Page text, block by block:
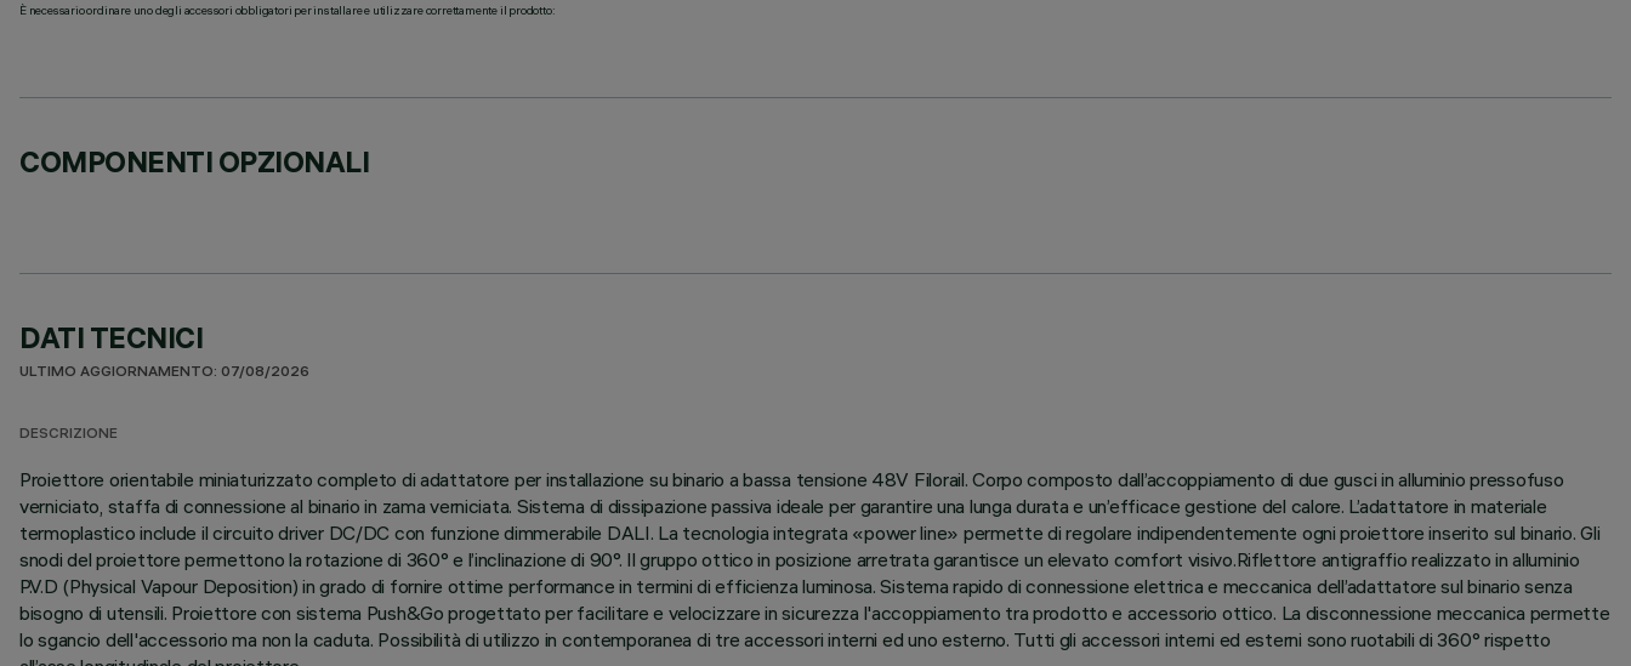
È necessario ordinare uno degli accessori obbligatori per installare e utilizzare correttamente il prodotto:
COMPONENTI OPZIONALI
DATI TECNICI
ULTIMO AGGIORNAMENTO: 07/08/2026
DESCRIZIONE
Proiettore orientabile miniaturizzato completo di adattatore per installazione su binario a bassa tensione 48V Filorail. Corpo composto dall’accoppiamento di due gusci in alluminio pressofuso
verniciato, staffa di connessione al binario in zama verniciata. Sistema di dissipazione passiva ideale per garantire una lunga durata e un’efficace gestione del calore. L’adattatore in materiale
termoplastico include il circuito driver DC/DC con funzione dimmerabile DALI. La tecnologia integrata «power line» permette di regolare indipendentemente ogni proiettore inserito sul binario. Gli
snodi del proiettore permettono la rotazione di 360° e l’inclinazione di 90°. Il gruppo ottico in posizione arretrata garantisce un elevato comfort visivo.Riflettore antigraffio realizzato in alluminio
P.V.D (Physical Vapour Deposition) in grado di fornire ottime performance in termini di efficienza luminosa. Sistema rapido di connessione elettrica e meccanica dell’adattatore sul binario senza
bisogno di utensili. Proiettore con sistema Push&Go progettato per facilitare e velocizzare in sicurezza l'accoppiamento tra prodotto e accessorio ottico. La disconnessione meccanica permette
lo sgancio dell'accessorio ma non la caduta. Possibilità di utilizzo in contemporanea di tre accessori interni ed uno esterno. Tutti gli accessori interni ed esterni sono ruotabili di 360° rispetto